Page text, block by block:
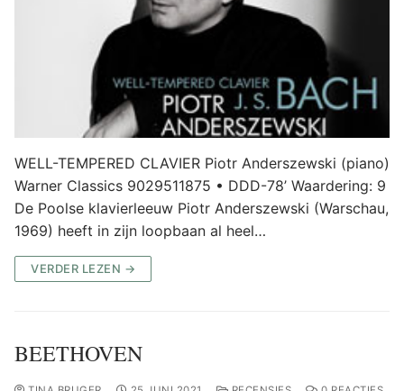
WELL-TEMPERED CLAVIER Piotr Anderszewski (piano)
Warner Classics 9029511875 • DDD-78’ Waardering: 9
De Poolse klavierleeuw Piotr Anderszewski (Warschau,
1969) heeft in zijn loopbaan al heel…
VERDER LEZEN →
BEETHOVEN